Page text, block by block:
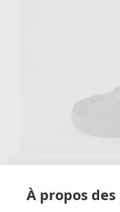
À propos